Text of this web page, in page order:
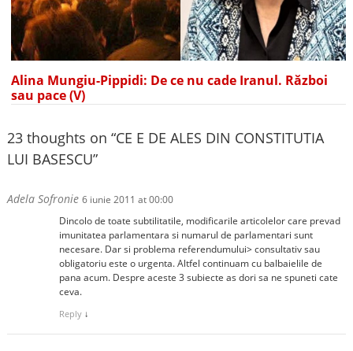
Alina Mungiu-Pippidi: De ce nu cade Iranul. Război
sau pace (V)
23 thoughts on “CE E DE ALES DIN CONSTITUTIA
LUI BASESCU”
Adela Sofronie 6 iunie 2011 at 00:00
Dincolo de toate subtilitatile, modificarile articolelor care prevad
imunitatea parlamentara si numarul de parlamentari sunt
necesare. Dar si problema referendumului> consultativ sau
obligatoriu este o urgenta. Altfel continuam cu balbaielile de
pana acum. Despre aceste 3 subiecte as dori sa ne spuneti cate
ceva.
Reply ↓